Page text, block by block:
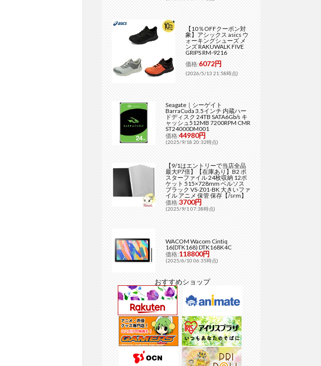
【10％OFFクーポン対
象】アシックス asics ウ
ォーキングシューズ メ
ンズ RAKUWALK FIVE
GRIPS RM-9216
価格:6072円
(2026/5/13 21:58時点)
Seagate｜シーゲイト
BarraCuda 3.5インチ 内蔵ハー
ドディスク 24TB SATA6Gb/s キ
ャッシュ512MB 7200RPM CMR
ST24000DM001
価格:44980円
(2025/9/18 20:32時点)
【9/1はエントリーで当店全品
最大P7倍】【在庫あり】B2 ポ
スターファイル 24枚収納 12ポ
ケット 515×728mm ベルソス
ブラック VS-Z01-BK 大きいファ
イル アニメ 保管 保存【/srm】
価格:3700円
(2025/9/1 07:38時点)
WACOM Wacom Cintiq
16(DTK168) DTK168K4C
価格:118800円
(2025/6/10 06:35時点)
おすすめショップ